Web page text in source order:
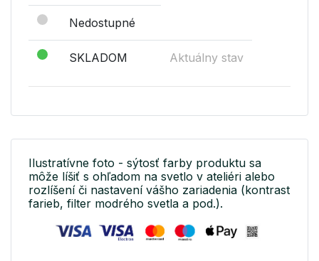
Nedostupné
SKLADOM Aktuálny stav
Ilustratívne foto - sýtosť farby produktu sa
môže líšiť s ohľadom na svetlo v ateliéri alebo
rozlíšení či nastavení vášho zariadenia (kontrast
farieb, filter modrého svetla a pod.).